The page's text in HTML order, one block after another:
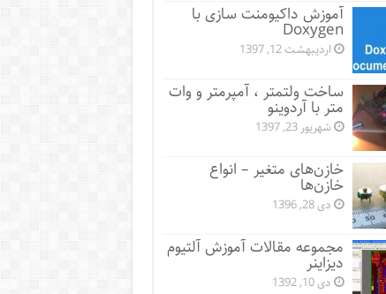
آموزش داکیومنت سازی با
Doxygen
اردیبهشت 12, 1397
ساخت ولتمتر ، آمپرمتر و وات
متر با آردوینو
شهریور 23, 1397
خازن‌های متغیر – انواع
خازن‌ها
دی 28, 1396
مجموعه مقالات آموزش آلتیوم
دیزاینر
دی 10, 1392